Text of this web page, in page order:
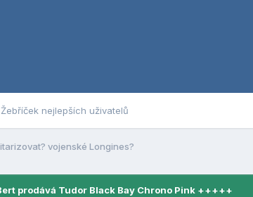
Žebříček nejlepších uživatelů
vojenské Longines?
prodává Tudor Black Bay Chrono Pink +++++